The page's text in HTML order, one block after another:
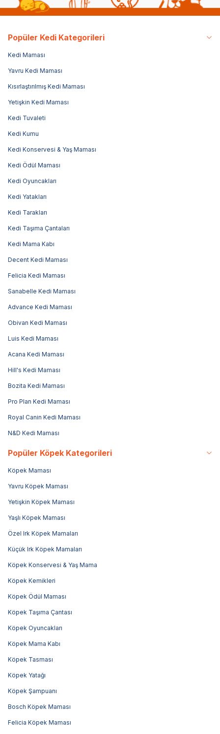
Popüler Kedi Kategorileri
Kedi Maması
Yavru Kedi Maması
Kısırlaştırılmış Kedi Maması
Yetişkin Kedi Maması
Kedi Tuvaleti
Kedi Kumu
Kedi Konservesi & Yaş Maması
Kedi Ödül Maması
Kedi Oyuncakları
Kedi Yatakları
Kedi Tarakları
Kedi Taşıma Çantaları
Kedi Mama Kabı
Decent Kedi Maması
Felicia Kedi Maması
Sanabelle Kedi Maması
Advance Kedi Maması
Obivan Kedi Maması
Luis Kedi Maması
Acana Kedi Maması
Hill's Kedi Maması
Bozita Kedi Maması
Pro Plan Kedi Maması
Royal Canin Kedi Maması
N&D Kedi Maması
Popüler Köpek Kategorileri
Köpek Maması
Yavru Köpek Maması
Yetişkin Köpek Maması
Yaşlı Köpek Maması
Özel Irk Köpek Mamaları
Küçük Irk Köpek Mamaları
Köpek Konservesi & Yaş Mama
Köpek Kemikleri
Köpek Ödül Maması
Köpek Taşıma Çantası
Köpek Oyuncakları
Köpek Mama Kabı
Köpek Tasması
Köpek Yatağı
Köpek Şampuanı
Bosch Köpek Maması
Felicia Köpek Maması